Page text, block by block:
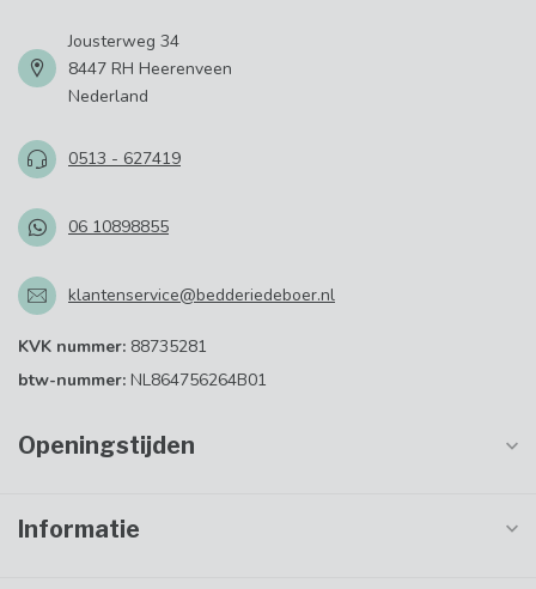
Jousterweg 34
8447 RH Heerenveen
Nederland
0513 - 627419
06 10898855
klantenservice@bedderiedeboer.nl
KVK nummer: 88735281
btw-nummer: NL864756264B01
Openingstijden
Informatie